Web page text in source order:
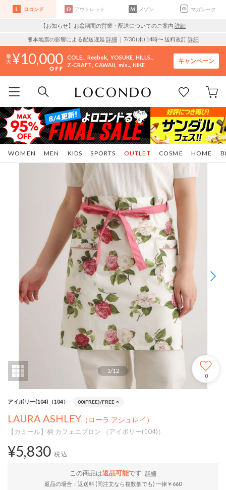
ロコンド アウトレット メゾン マガシーク
【お知らせ】お盆期間の営業・配送についてのご案内 詳細
熊本地震の影響による配送遅延 詳細 ｜7/30 (木) 14時〜 送料改訂詳細
10,000 COLE.. Reebok YOSUKE HILLS..
Z-CRAFT CAWAII mis.. NIKE
キャンペーン
WOMEN MEN KIDS SPORTS COSME HOME
OUTLET
1/12
0
アイボリー(104)（104） 00(FREE)/FREE ○
LAURA ASHLEY （ローラ アシュレイ）
【カミール】柄 カフェエプロン （アイボリー(104)）
¥5,830 税込
この商品は返品可能です
詳細
返品の場合：返送料 (同注文なら複数個でも) 一律￥660